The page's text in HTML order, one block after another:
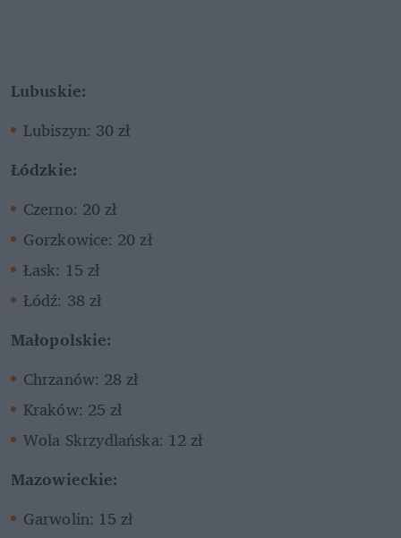
Lubuskie:
Lubiszyn: 30 zł
Łódzkie:
Czerno: 20 zł
Gorzkowice: 20 zł
Łask: 15 zł
Łódź: 38 zł
Małopolskie:
Chrzanów: 28 zł
Kraków: 25 zł
Wola Skrzydlańska: 12 zł
Mazowieckie:
Garwolin: 15 zł